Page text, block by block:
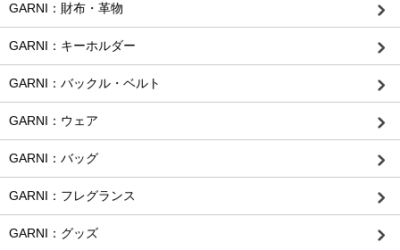
GARNI：財布・革物
GARNI：キーホルダー
GARNI：バックル・ベルト
GARNI：ウェア
GARNI：バッグ
GARNI：フレグランス
GARNI：グッズ